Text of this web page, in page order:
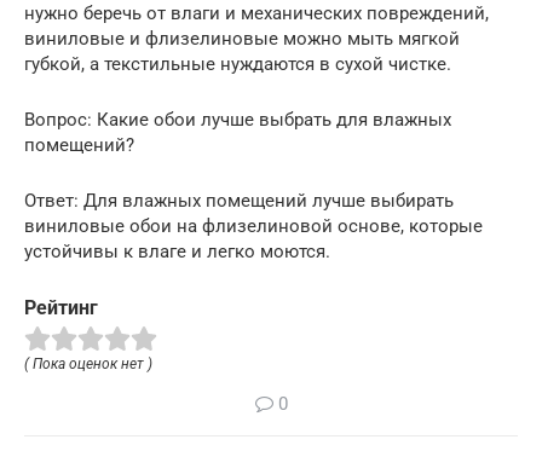
нужно беречь от влаги и механических повреждений,
виниловые и флизелиновые можно мыть мягкой
губкой, а текстильные нуждаются в сухой чистке.
Вопрос: Какие обои лучше выбрать для влажных
помещений?
Ответ: Для влажных помещений лучше выбирать
виниловые обои на флизелиновой основе, которые
устойчивы к влаге и легко моются.
Рейтинг
( Пока оценок нет )
0